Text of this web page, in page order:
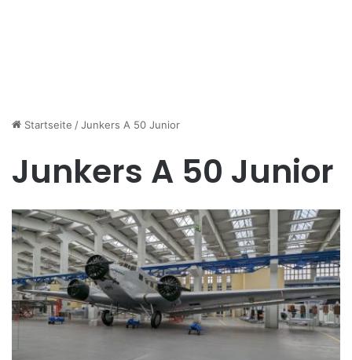
Startseite /Junkers A 50 Junior
Junkers A 50 Junior